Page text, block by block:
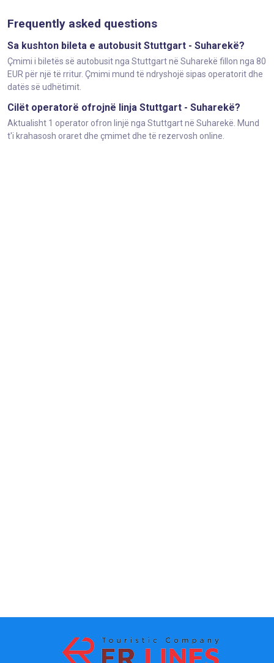
Frequently asked questions
Sa kushton bileta e autobusit Stuttgart - Suharekë?
Çmimi i biletës së autobusit nga Stuttgart në Suharekë fillon nga 80
EUR për një të rritur. Çmimi mund të ndryshojë sipas operatorit dhe
datës së udhëtimit.
Cilët operatorë ofrojnë linja Stuttgart - Suharekë?
Aktualisht 1 operator ofron linjë nga Stuttgart në Suharekë. Mund
t'i krahasosh oraret dhe çmimet dhe të rezervosh online.